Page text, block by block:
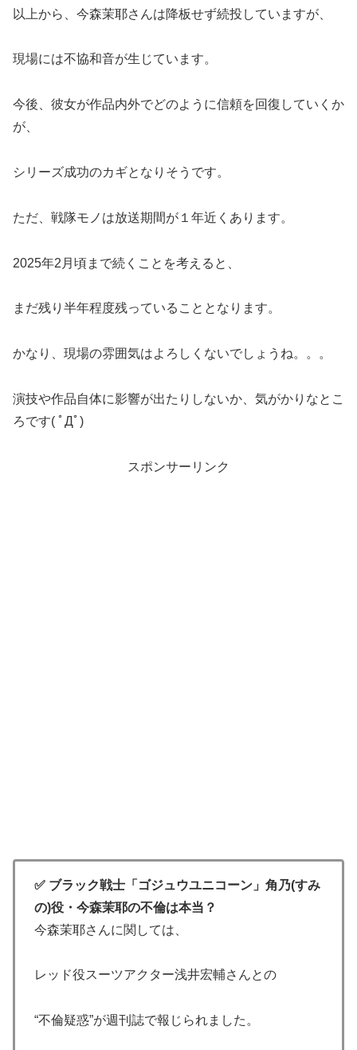
以上から、今森茉耶さんは降板せず続投していますが、
現場には不協和音が生じています。
今後、彼女が作品内外でどのように信頼を回復していくか
が、
シリーズ成功のカギとなりそうです。
ただ、戦隊モノは放送期間が１年近くあります。
2025年2月頃まで続くことを考えると、
まだ残り半年程度残っていることとなります。
かなり、現場の雰囲気はよろしくないでしょうね。。。
演技や作品自体に影響が出たりしないか、気がかりなとこ
ろです( ﾟДﾟ)
スポンサーリンク
✅ ブラック戦士「ゴジュウユニコーン」角乃(すみ
の)役・今森茉耶の不倫は本当？
今森茉耶さんに関しては、
レッド役スーツアクター浅井宏輔さんとの
“不倫疑惑”が週刊誌で報じられました。